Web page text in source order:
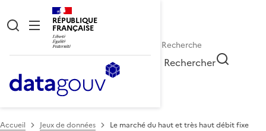
RÉPUBLIQUE
FRANÇAISE
Rechercher
Accueil Jeux de données
Le marché du haut et très haut débit fixe